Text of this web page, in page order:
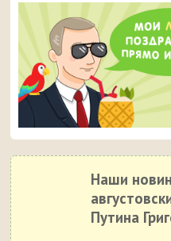
Наши
Путина